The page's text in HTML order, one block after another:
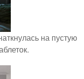
на пустую